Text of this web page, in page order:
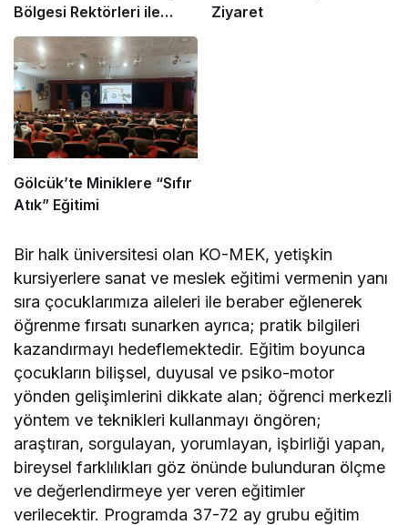
Bölgesi Rektörleri ile
Buluştu
Ziyaret
Gölcük’te Miniklere “Sıfır
Atık” Eğitimi
Bir halk üniversitesi olan KO-MEK, yetişkin
kursiyerlere sanat ve meslek eğitimi vermenin yanı
sıra çocuklarımıza aileleri ile beraber eğlenerek
öğrenme fırsatı sunarken ayrıca; pratik bilgileri
kazandırmayı hedeflemektedir. Eğitim boyunca
çocukların bilişsel, duyusal ve psiko-motor
yönden gelişimlerini dikkate alan; öğrenci merkezli
yöntem ve teknikleri kullanmayı öngören;
araştıran, sorgulayan, yorumlayan, işbirliği yapan,
bireysel farklılıkları göz önünde bulunduran ölçme
ve değerlendirmeye yer veren eğitimler
verilecektir. Programda 37-72 ay grubu eğitim